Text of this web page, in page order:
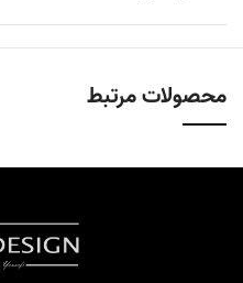
محصولات مرتبط